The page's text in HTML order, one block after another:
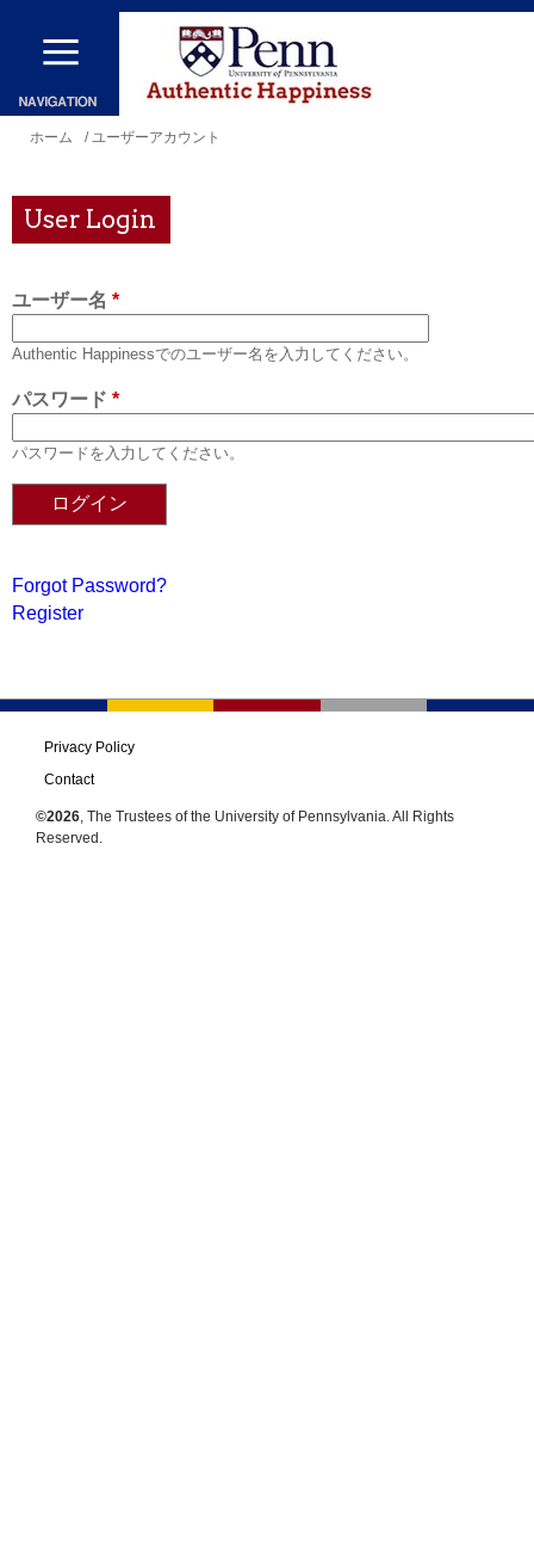
メ
ン
コ
ン
に
移
現
地
ホーム / ユーザーアカウント
User Login
ユーザー名 *
Authentic Happinessでのユーザー名を入力してください。
パスワード *
パスワードを入力してください。
Forgot Password?
Register
Privacy Policy
Contact
©2026, The Trustees of the University of Pennsylvania. All Rights
Reserved.